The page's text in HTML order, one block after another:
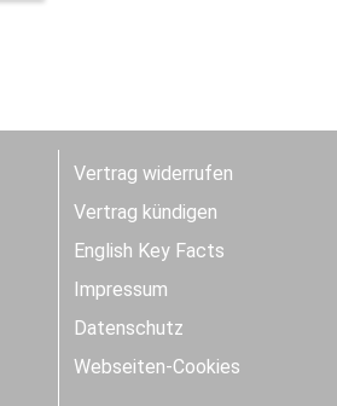
Vertrag widerrufen
Vertrag kündigen
English Key Facts
Impressum
Datenschutz
Webseiten-Cookies